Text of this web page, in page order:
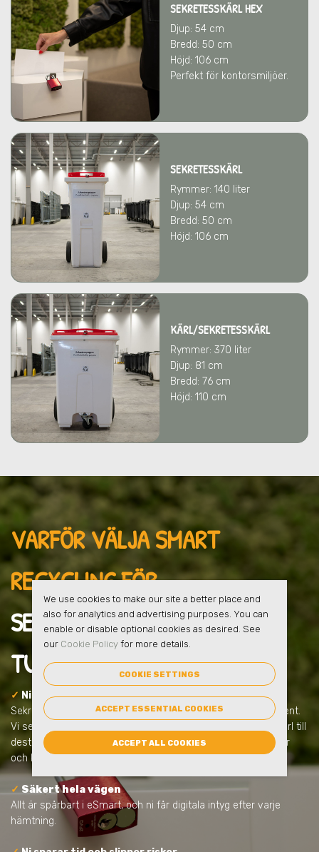
SEKRETESSKÄRL HEX
Djup: 54 cm
Bredd: 50 cm
Höjd: 106 cm
Perfekt för kontorsmiljöer.
SEKRETESSKÄRL
Rymmer: 140 liter
Djup: 54 cm
Bredd: 50 cm
Höjd: 106 cm
KÄRL/SEKRETESSKÄRL
Rymmer: 370 liter
Djup: 81 cm
Bredd: 76 cm
Höjd: 110 cm
VARFÖR VÄLJA SMART
RECYCLING FÖR
SEKRETESSHANTERINGI
TUMBA?
✓ Ni får en säker lösning från start
Sekretesshantering handlar om mer än att samla in dokument.
Vi ser till att allt sker tryggt, låst och dokumenterat – från kärl till
destruktion. Allt anpassas efter ert behov och uppfyller lagar
och krav.
✓ Säkert hela vägen
Allt är spårbart i eSmart, och ni får digitala intyg efter varje
hämtning.
We use cookies to make our site a better place and
also for analytics and advertising purposes. You can
enable or disable optional cookies as desired. See
our Cookie Policyfor more details.
COOKIE SETTINGS
ACCEPT ESSENTIAL COOKIES
ACCEPT ALL COOKIES